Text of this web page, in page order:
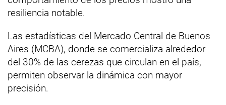
resiliencia notable.
Las estadísticas del Mercado Central de Buenos
Aires (MCBA), donde se comercializa alrededor
del 30% de las cerezas que circulan en el país,
permiten observar la dinámica con mayor
precisión.